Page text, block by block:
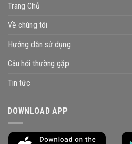
Trang Chủ
Về chúng tôi
Hướng dẫn sử dụng
Câu hỏi thường gặp
Tin tức
DOWNLOAD APP